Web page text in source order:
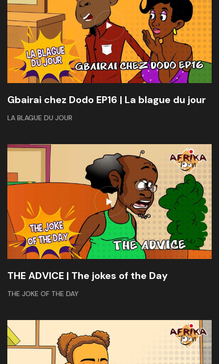
Gbairai chez Dodo EP16 | La blague du jour
LA BLAGUE DU JOUR
THE ADVICE | The jokes of the Day
THE JOKE OF THE DAY